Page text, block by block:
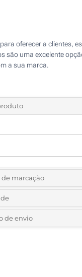
oferecer a clientes,
são uma excelente
a sua marca.
de marcação
e as cores do logotipo:
de envio